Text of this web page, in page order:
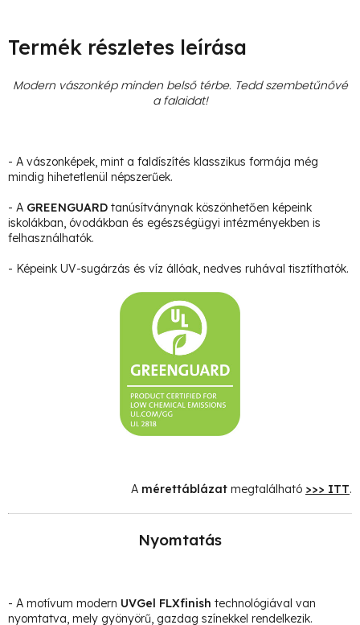
Termék részletes leírása
Modern vászonkép minden belső térbe. Tedd szembetűnővé
a falaidat!
- A vászonképek, mint a faldíszítés klasszikus formája még
mindig hihetetlenül népszerűek.
- A GREENGUARD tanúsítványnak köszönhetően képeink
iskolákban, óvodákban és egészségügyi intézményekben is
felhasználhatók.
- Képeink UV-sugárzás és víz állóak, nedves ruhával tisztíthatók.
A mérettáblázat megtalálható >>> ITT.
Nyomtatás
- A motívum modern UVGel FLXfinish technológiával van
nyomtatva, mely gyönyörű, gazdag színekkel rendelkezik.